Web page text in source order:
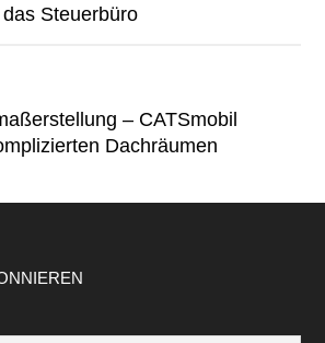
Steuerbüro
– CATSmobil
Dachräumen